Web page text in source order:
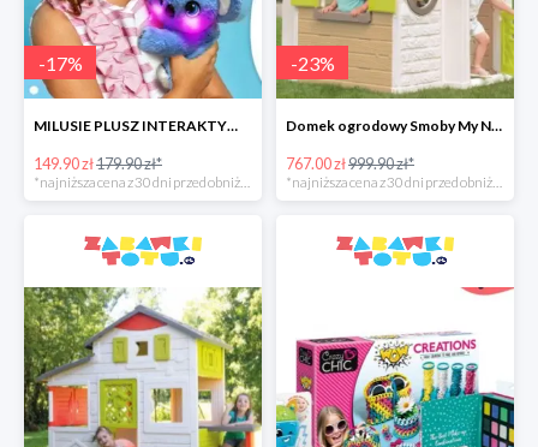
-17%
MILUSIE PLUSZ INTERAKTYWNY 2 WZORY EPEE -17%
149.90 zł179.90 zł*
-23%
Domek ogrodowy Smoby My Neo House
767.00 zł999.90 zł*